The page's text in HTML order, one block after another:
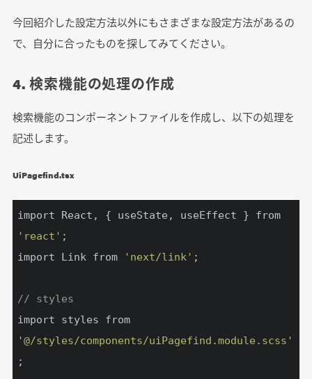
今回紹介した設定方法以外にもさまざまな設定方法があるの
で、自分に合ったものを探してみてください。
4. 検索機能の処理の作成
検索機能のコンポーネントファイルを作成し、以下の処理を
記述します。
UiPagefind.tsx
'react' ;
import Link from
'next/link' ;
// styles
'@/styles/components/uiPagefind.module.scss'
;